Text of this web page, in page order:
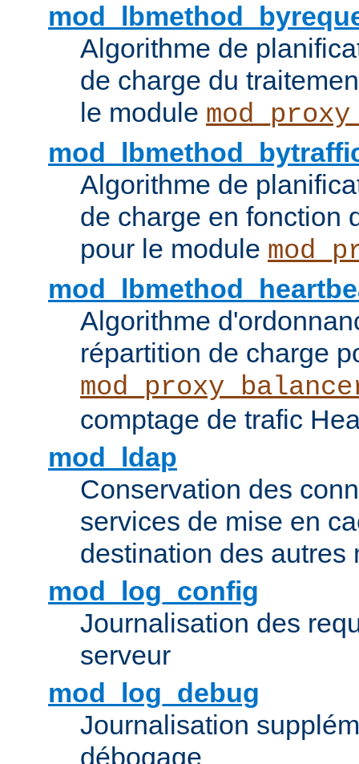
Algorithme de
de charge du
le module
Algorithme de
de charge en fonction
pour le module
Algorithme
répartition de charge
comptage de trafic
mod_ldap
Conservation des
services de mise en
destination des autres
mod_log_config
Journalisation des
serveur
mod_log_debug
Journalisation
débogage